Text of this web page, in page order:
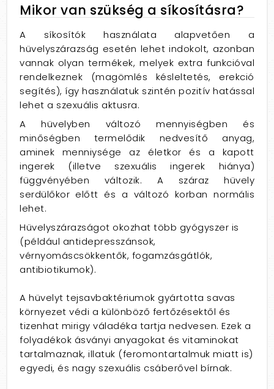
Mikor van szükség a síkosításra?
A síkosítók használata alapvetően a
hüvelyszárazság esetén lehet indokolt, azonban
vannak olyan termékek, melyek extra funkcióval
rendelkeznek (magömlés késleltetés, erekció
segítés), így használatuk szintén pozitív hatással
lehet a szexuális aktusra.
A hüvelyben változó mennyiségben és
minőségben termelődik nedvesítő anyag,
aminek menniysége az életkor és a kapott
ingerek (illetve szexuális ingerek hiánya)
függvényében változik. A száraz hüvely
serdülőkor előtt és a változó korban normális
lehet.
Hüvelyszárazságot okozhat több gyógyszer is
(például antidepresszánsok,
vérnyomáscsökkentők, fogamzásgátlók,
antibiotikumok).
A hüvelyt tejsavbaktériumok gyártotta savas
környezet védi a különböző fertőzésektől és
tizenhat mirigy váladéka tartja nedvesen. Ezek a
folyadékok ásványi anyagokat és vitaminokat
tartalmaznak, illatuk (feromontartalmuk miatt is)
egyedi, és nagy szexuális csáberővel bírnak.